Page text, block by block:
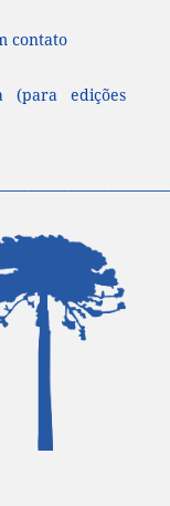
contato
(para edições